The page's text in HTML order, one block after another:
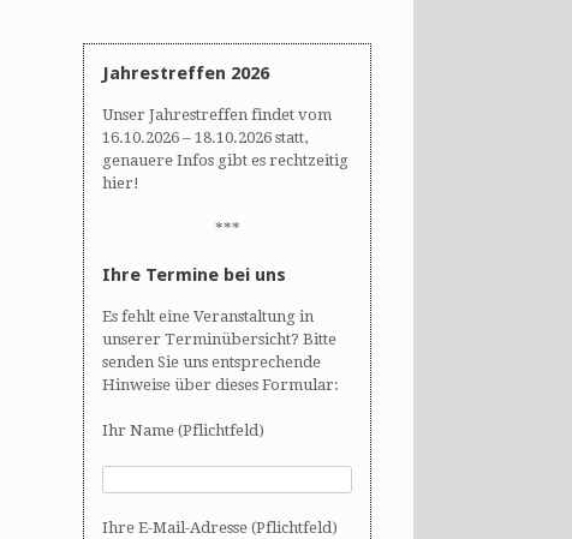
Jahrestreffen 2026
Unser Jahrestreffen findet vom
16.10.2026 – 18.10.2026 statt,
genauere Infos gibt es rechtzeitig
hier!
***
Ihre Termine bei uns
Es fehlt eine Veranstaltung in
unserer Terminübersicht? Bitte
senden Sie uns entsprechende
Hinweise über dieses Formular:
Ihr Name (Pflichtfeld)
Ihre E-Mail-Adresse (Pflichtfeld)